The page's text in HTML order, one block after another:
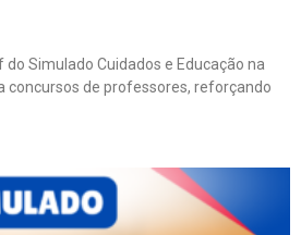
Simulado Cuidados e Educação na
concursos de professores, reforçando